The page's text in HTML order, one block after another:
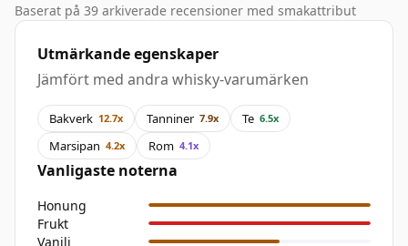
Baserat på 39 arkiverade recensioner med smakattribut
Utmärkande egenskaper
Jämfört med andra whisky-varumärken
Bakverk 12.7x Tanniner 7.9x Te 6.5x
Marsipan 4.2x Rom 4.1x
Vanligaste noterna
Honung
Frukt
Vanilj